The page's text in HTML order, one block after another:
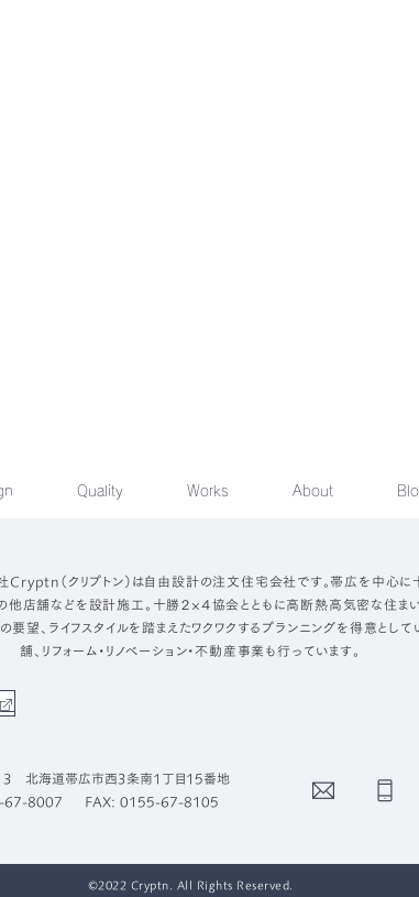
Quality Works About
Cryptn（クリプトン）は自由設計の注文住宅会社です。帯広を中心
店舗などを設計施工。十勝２×４協会とともに高断熱高気密な住まい
要望、ライフスタイルを踏まえたワクワクするプランニングを得意として
舗、リフォーム・リノベーション・不動産事業も行っています。
北海道帯広市西3条南1丁目15番地
67-8007
FAX: 0155-67-8105 ContactPhone
©2022 Cryptn. All Rights Reserved.